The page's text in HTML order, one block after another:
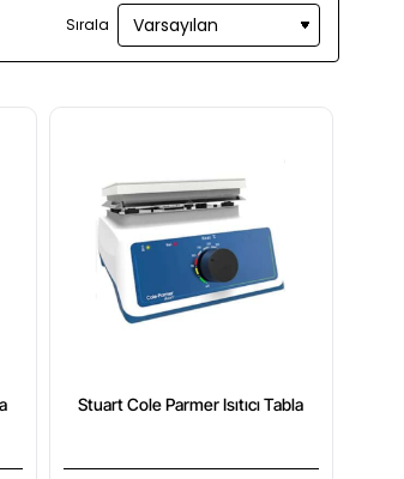
Sırala
Stuart Cole Parmer Isıtıcı Tabla